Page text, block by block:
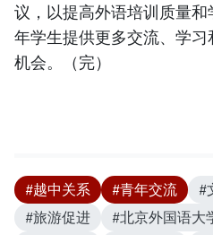
议，以提高外语培训质量
年学生提供更多交流、学
机会。（完）
#越中关系 #青年交流 #
#旅游促进
#北京外国语大